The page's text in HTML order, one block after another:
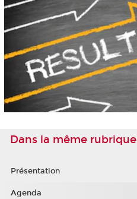
Dans la même rubrique
Présentation
Agenda